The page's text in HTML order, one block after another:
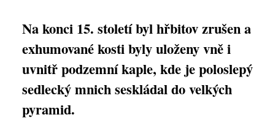
Na konci 15. století byl hřbitov zrušen a
exhumované kosti byly uloženy vně i
uvnitř podzemní kaple, kde je poloslepý
sedlecký mnich seskládal do velkých
pyramid.